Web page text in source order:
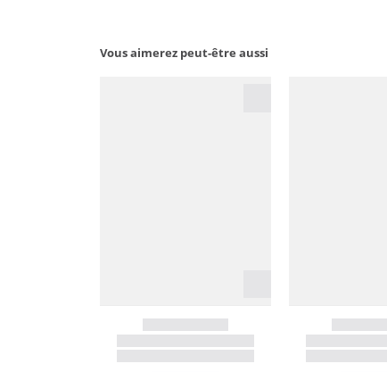
Vous aimerez peut-être aussi